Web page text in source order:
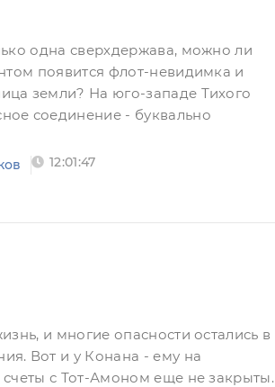
одна сверхдержава, можно ли
появится флот-невидимка и
земли? На юго-западе Тихого
соединение - буквально
12:01:47
и многие опасности остались в
Вот и у Конана - ему на
счеты с Тот-Амоном еще не закрыты.